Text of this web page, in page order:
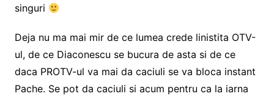
singuri
Deja nu ma mai mir de ce lumea crede linistita OTV-
ul, de ce Diaconescu se bucura de asta si de ce
daca PROTV-ul va mai da caciuli se va bloca instant
Pache. Se pot da caciuli si acum pentru ca la iarna